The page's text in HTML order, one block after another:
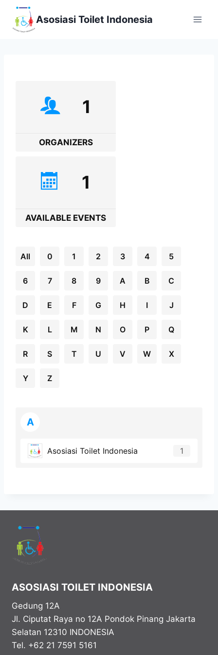
Skip
content
Asosiasi Toilet Indonesia
1
ORGANIZERS
1
AVAILABLE EVENTS
All 0 1 2 3 4 5
6 7 8 9 A B C
D E F G H I J
K L M N O P Q
R S T U V W X
Y Z
A
Asosiasi Toilet Indonesia 1
ASOSIASI TOILET INDONESIA
Gedung 12A
Jl. Ciputat Raya no 12A Pondok Pinang Jakarta
Selatan 12310 INDONESIA
Tel. +62 21 7591 5161